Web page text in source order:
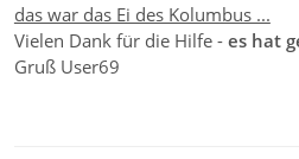
das war das Ei des Kolumbus ...
Vielen Dank für die Hilfe - es hat
Gruß User69